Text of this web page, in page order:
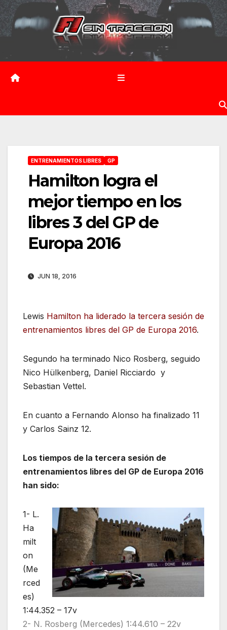
Saltar
contenido
ENTRENAMIENTOS LIBRES GP
Hamilton logra el
mejor tiempo en los
libres 3 del GP de
Europa 2016
JUN 18, 2016
Lewis Hamilton ha liderado la tercera sesión de
entrenamientos libres del GP de Europa 2016.
Segundo ha terminado Nico Rosberg, seguido
Nico Hülkenberg, Daniel Ricciardo y
Sebastian Vettel.
En cuanto a Fernando Alonso ha finalizado 11
y Carlos Sainz 12.
Los tiempos de la tercera sesión de
entrenamientos libres del GP de Europa 2016
han sido:
1- L.
Ha
milt
on
(Me
rced
es)
1:44.352 – 17v
2- N. Rosberg (Mercedes) 1:44.610 – 22v